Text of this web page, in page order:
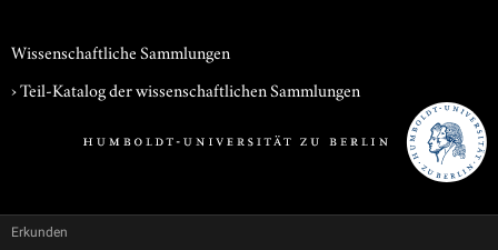
Wissenschaftliche Sammlungen
› Teil-Katalog der wissenschaftlichen Sammlungen
Erkunden